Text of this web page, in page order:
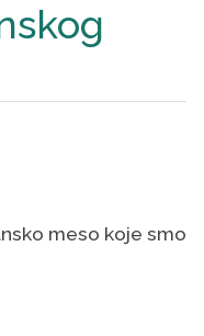
meso koje smo